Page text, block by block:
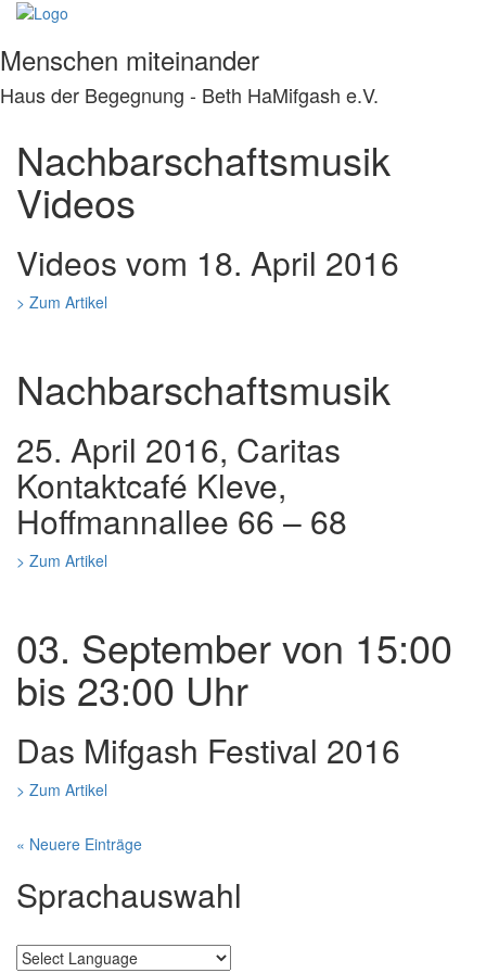
Menschen miteinander
Haus der Begegnung - Beth HaMifgash e.V.
Nachbarschaftsmusik
Videos
Videos vom 18. April 2016
> Zum Artikel
Nachbarschaftsmusik
25. April 2016, Caritas
Kontaktcafé Kleve,
Hoffmannallee 66 – 68
> Zum Artikel
03. September von 15:00
bis 23:00 Uhr
Das Mifgash Festival 2016
> Zum Artikel
« Neuere Einträge
Sprachauswahl